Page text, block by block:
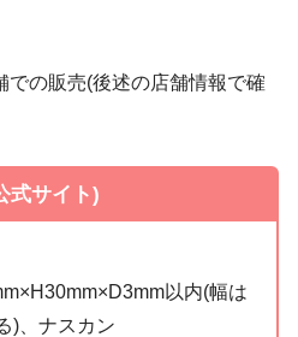
の販売(後述の店舗情報で確
サイト)
以内(幅は
)、ナスカン